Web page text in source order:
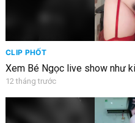
CLIP PHỐT
Xem Bé Ngọc live show như
12 tháng trước